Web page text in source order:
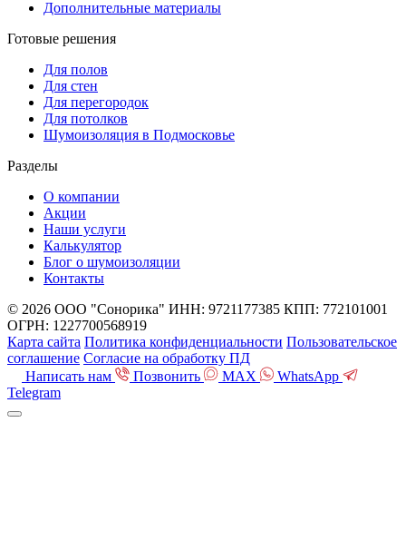
Дополнительные материалы
Готовые решения
Для полов
Для стен
Для перегородок
Для потолков
Шумоизоляция в Подмосковье
Разделы
О компании
Акции
Наши услуги
Калькулятор
Блог о шумоизоляции
Контакты
© 2026 ООО "Сонорика" ИНН: 9721177385 КПП: 772101001
ОГРН: 1227700568919
Карта сайта Политика конфиденциальности Пользовательское
соглашение Согласие на обработку ПД
Написать нам
Позвонить MAX
WhatsApp
Telegram